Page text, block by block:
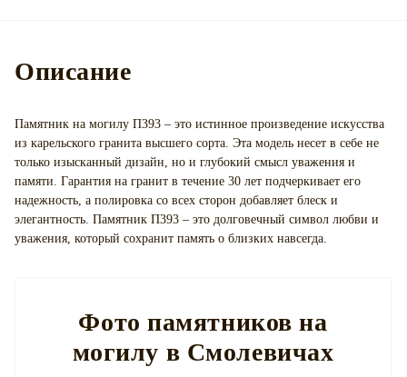
Описание
Памятник на могилу П393 – это истинное произведение искусства
из карельского гранита высшего сорта. Эта модель несет в себе не
только изысканный дизайн, но и глубокий смысл уважения и
памяти. Гарантия на гранит в течение 30 лет подчеркивает его
надежность, а полировка со всех сторон добавляет блеск и
элегантность. Памятник П393 – это долговечный символ любви и
уважения, который сохранит память о близких навсегда.
Фото памятников на
могилу в Смолевичах